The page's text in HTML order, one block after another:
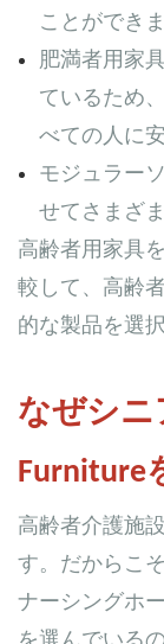
ことができま
肥満者用家
ているため
べての人に
モジュラー
せてさまざ
高齢者用家具
較して、高齢
的な製品を選
なぜシニ
Furniture
高齢者介護施
す。だからこ
ナーシングホ